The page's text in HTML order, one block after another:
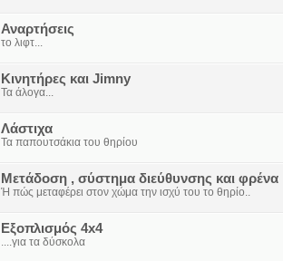
Αναρτήσεις
το λιφτ...
Κινητήρες και Jimny
Τα άλογα...
Λάστιχα
Τα παπουτσάκια του θηρίου
Μετάδοση , σύστημα διεύθυνσης και φρένα
Ή πώς μεταφέρει στον χώμα την ισχύ του το θηρίο..
Εξοπλισμός 4x4
....για τα δύσκολα